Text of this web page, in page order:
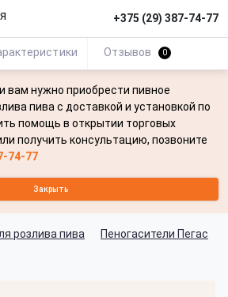
вам нужно приобрести пивное
пива с доставкой и установкой по
помощь в открытии торговых
получить консультацию, позвоните
74-77
Закрыть
+375 (29) 387-74-77
розлива пива Пеногасители Пегас
Отзывов 0